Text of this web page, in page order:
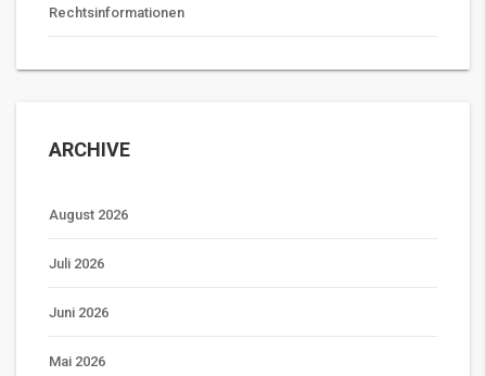
Rechtsinformationen
ARCHIVE
August 2026
Juli 2026
Juni 2026
Mai 2026